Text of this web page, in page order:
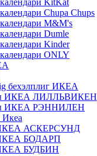
KitKat
Chupa Chups
M&M's
Dumle
Kinder
ONLY
бехэлплиг ИКЕА
ИКЕА ЛИЛЛЬВИКЕН
ИКЕА РЭННИЛЕН
Икеа
АСКЕРСУНД
БОДАРП
БУДБИН